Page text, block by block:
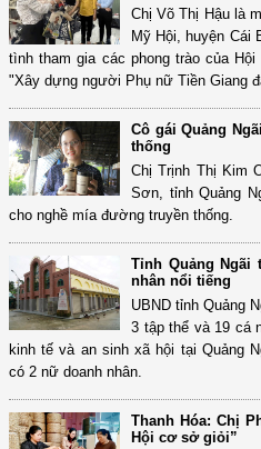
Chị Võ Thị Hậu là
Mỹ Hội, huyện Cái
tình tham gia các phong trào của
"Xây dựng người Phụ nữ Tiền Giang
Cô gái Quảng
thống
Chị Trịnh Thị Kim
Sơn, tỉnh Quảng
cho nghề mía đường truyền thống.
Tỉnh Quảng Ngãi
nhân nổi tiếng
UBND tỉnh Quảng
3 tập thể và 19 cá
kinh tế và an sinh xã hội tại Quảng
có 2 nữ doanh nhân.
Thanh Hóa: Chị
Hội cơ sở giỏi”